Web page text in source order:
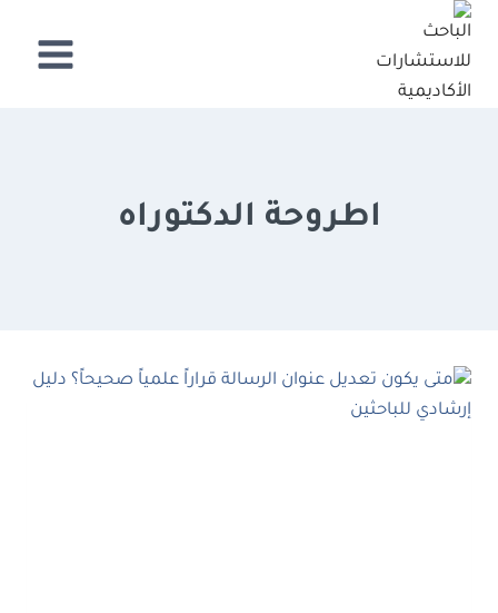
التجاوز
اطروحة الدكتوراه